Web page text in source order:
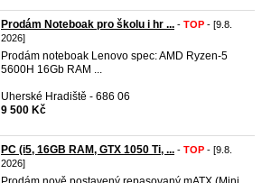
Prodám Noteboak pro školu i hr ... - TOP - [9.8.
2026]
Prodám noteboak Lenovo spec: AMD Ryzen-5
5600H 16Gb RAM ...
Uherské Hradiště - 686 06
9 500 Kč
PC (i5, 16GB RAM, GTX 1050 Ti, ... - TOP - [9.8.
2026]